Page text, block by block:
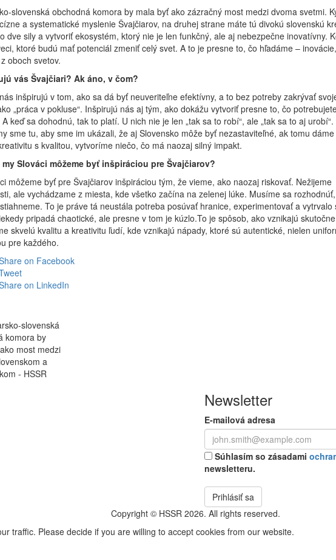
slovenská obchodná komora by mala byť ako zázračný most medzi dvoma svetmi.
a systematické myslenie Švajčiarov, na druhej strane máte tú divokú slovenskú
dve sily a vytvoriť ekosystém, ktorý nie je len funkčný, ale aj nebezpečne inovatívny.
ktoré budú mať potenciál zmeniť celý svet. A to je presne to, čo hľadáme –
oboch svetov.
vás Švajčiari? Ak áno, v čom?
inšpirujú v tom, ako sa dá byť neuveriteľne efektívny, a to bez potreby zakrývať
„práca v pokluse“. Inšpirujú nás aj tým, ako dokážu vytvoriť presne to, čo
keď sa dohodnú, tak to platí. U nich nie je len „tak sa to robí“, ale „tak sa to aj
sme tu, aby sme im ukázali, že aj Slovensko môže byť nezastaviteľné, ak tomu
s kvalitou, vytvoríme niečo, čo má naozaj silný impakt.
my Slováci môžeme byť inšpiráciou pre Švajčiarov?
môžeme byť pre Švajčiarov inšpiráciou tým, že vieme, ako naozaj riskovať.
ale vychádzame z miesta, kde všetko začína na zelenej lúke. Musíme sa
To je práve tá neustála potreba posúvať hranice, experimentovať a
pripadá chaotické, ale presne v tom je kúzlo.To je spôsob, ako vznikajú
skvelú kvalitu a kreativitu ľudí, kde vznikajú nápady, ktoré sú autentické, nielen
pre každého.
Newsletter
E-mailová adresa
Súhlasím so zásadami
newsletteru.
Prihlásiť sa
Copyright © HSSR 2026. All rights reserved.
traffic. Please decide if you are willing to accept cookies from our website.